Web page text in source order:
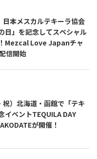
日本メスカルテキーラ協会
日」を記念してスペシャル
Mezcal Love Japanチャ
信開始
祝）北海道・函館で「テキ
イベントTEQUILA DAY
が開催！